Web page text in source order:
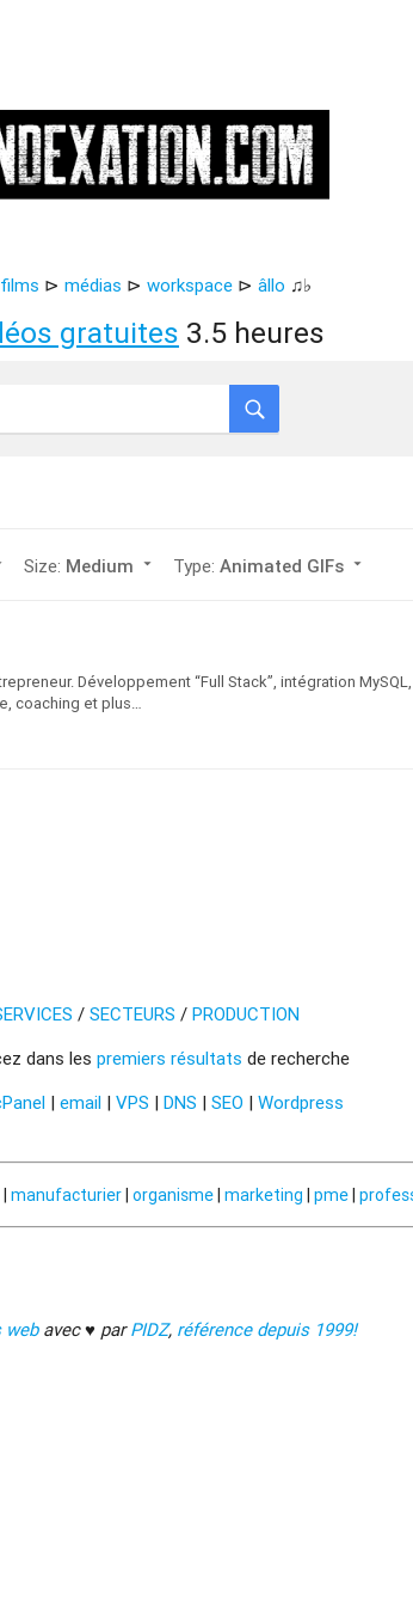
films ⊳ médias ⊳ workspace ⊳ âllo ♫♭
gratuites 3.5 heures
Size: Medium arrow_drop_down Type: Animated GIFs arrow_drop_down
Développement “Full Stack”, intégration MySQL,
coaching et plus…
/ SECTEURS / PRODUCTION
dans les premiers résultats de recherche
| email | VPS | DNS | SEO | Wordpress
| manufacturier| organisme| marketing | pme|
webavec ♥ parPIDZ, référence depuis 1999!